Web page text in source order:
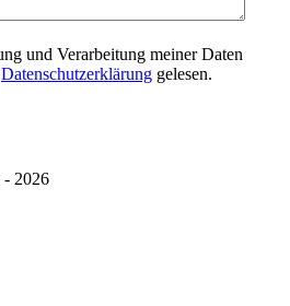
und Verarbeitung meiner Daten
Datenschutzerklärung gelesen.
- 2026